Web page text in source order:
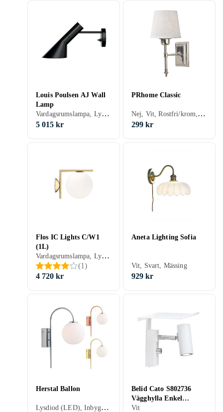
Louis Poulsen AJ Wall
Lamp
Vardagsrumslampa, Lysdiod (LED), Inbyggd dimmer, Inbyggd strömbrytare, Vit, Rostfri/krom, Svart, Aluminium, Rosa, Orange, Grön, Grå/Antracit, Blå, Röd, Gul, Creme, Mässing, E14
5 015 kr
PRhome Classic
Nej, Vit, Rostfri/krom, Svart, Silver, Aluminium, Rosa, Grön, Grå/Antracit, Beige, Gul, Mässing, E27
299 kr
Flos IC Lights C/W1
(1L)
Vardagsrumslampa, Lysdiod (LED), Inbyggd dimmer, Vit, Rostfri/krom, Svart, Silver, Aluminium, Grå/Antracit, Blå, Röd, Brun, Koppar, Mässing, E14
(1)
4 720 kr
Aneta Lighting Sofia
Vit, Svart, Mässing
929 kr
Herstal Ballon
Lysdiod (LED), Inbyggd dimmer, Spotlight, Vit, Rostfri/krom, Svart, Silver, Aluminium, Blå, Koppar, Mässing
Belid Cato S802736
Vägghylla Enkel
Mattvit
Vit